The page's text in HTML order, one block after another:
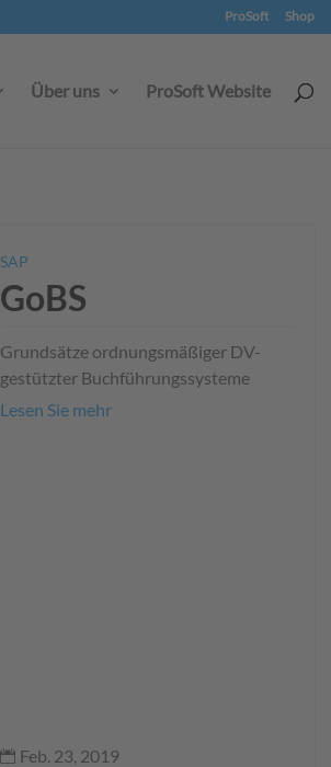
ProSoft Shop
Über uns ProSoft Website
SAP
GoBS
Grundsätze ordnungsmäßiger DV-
gestützter Buchführungssysteme
Lesen Sie mehr
 Feb. 23, 2019